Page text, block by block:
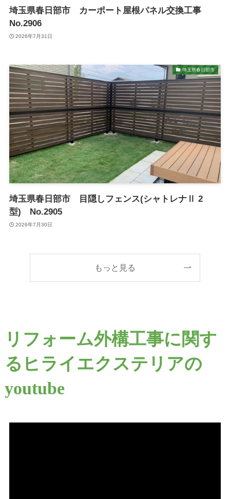
埼玉県春日部市 カーポート屋根パネル交換工事
No.2906
2026年7月31日
埼玉県春日部市
埼玉県春日部市 目隠しフェンス(シャトレナⅡ 2
型) No.2905
2026年7月30日
もっと見る
リフォーム外構工事に関す
るヒライエクステリアの
youtube